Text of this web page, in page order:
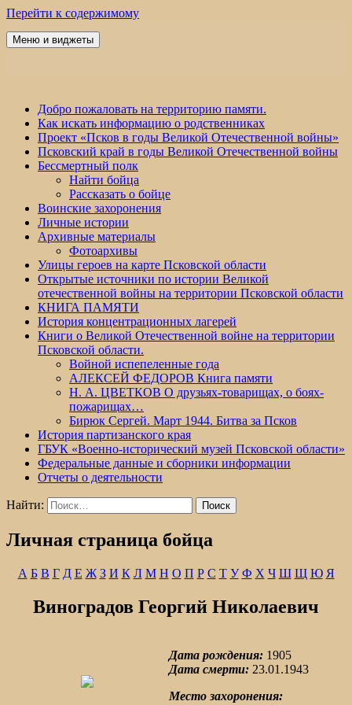
Перейти к содержимому
Победа 60
Меню и виджеты
Добро пожаловать на территорию памяти.
Как искать информацию о родственниках
Проект «Псков в годы Великой Отечественной войны»
Псковский край в годы Великой Отечественной войны
Бессмертный полк
Найти бойца
Рассказать о бойце
Воинские захоронения
Личные истории
Архивные материалы
Фотоархивы
Улицы героев на карте Псковской области
Открытые источники по истории Великой
отечественной войны на территории Псковской области
КНИГА ПАМЯТИ
История концентрационных лагерей
Книги о Великой Отечественной войне на территории
Псковской области.
Войной испепеленные года
АЛЕКСЕЙ ФЕДОРОВ Книга памяти
Н. А. ЦВЕТКОВ О друзьях-товарищах, о боях-
пожарищах…
Бирюк Сергей. Март 1944. Битва за Псков
История партизанского края
ГБУК «Военно-исторический музей Псковской области»
Федеральные данные и сборники информации
Отчеты о деятельности
Найти:
Личная страница бойца
А Б В Г Д Е Ж З И К Л М Н О П Р С Т У Ф Х Ч Ш Щ Ю Я
Виноградов Георгий Николаевич
Дата рождения: 1905
Дата смерти: 23.01.1943
Место захоронения: